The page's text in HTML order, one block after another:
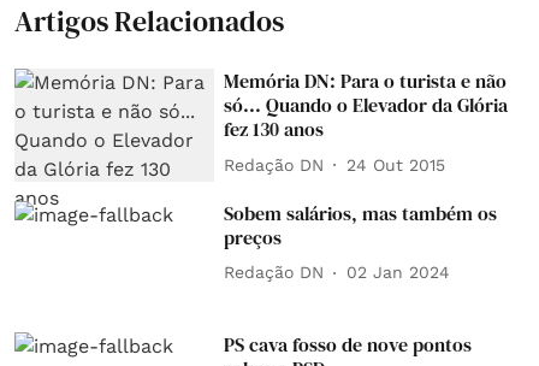
Artigos Relacionados
Memória DN: Para o turista e não
só... Quando o Elevador da Glória
fez 130 anos
Redação DN 24 Out 2015
Sobem salários, mas também os
preços
Redação DN 02 Jan 2024
PS cava fosso de nove pontos